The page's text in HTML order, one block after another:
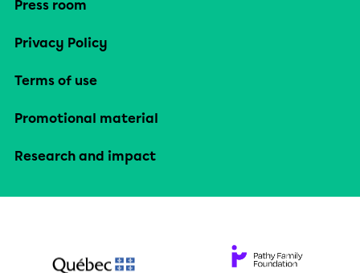
Press room
Privacy Policy
Terms of use
Promotional material
Research and impact